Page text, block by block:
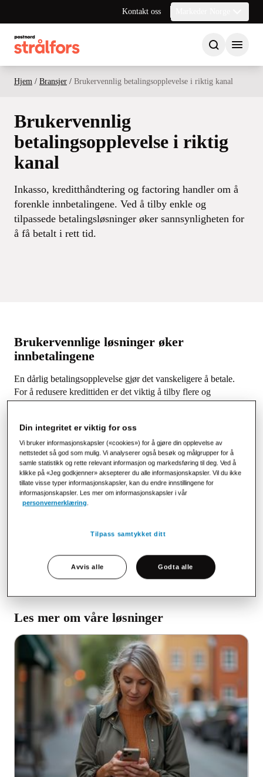
Kontakt oss
Hjem / Bransjer / Brukervennlig betalingsopplevelse i riktig kanal
Brukervennlig
betalingsopplevelse i riktig
kanal
Inkasso, kreditthåndtering og factoring handler om å
forenkle innbetalingene. Ved å tilby enkle og
tilpassede betalingsløsninger øker sannsynligheten for
å få betalt i rett tid.
Brukervennlige løsninger øker
innbetalingene
En dårlig betalingsopplevelse gjør det vanskeligere å betale.
For å redusere kredittiden er det viktig å tilby flere og
brukervennlige løsninger som er tilpasset forskjellige
PostNord Strålfors hjelper kreditthåndterings- og
inkassoselskaper med å sende fakturaene raskt til riktige
personer og i riktig kanal og gir tilgang til flere
betalingsløsninger. Vi følger lover og forskrifter som gjelder for
den sterkt regulerte inkassobransjen i hvert av de nordiske
landene.
Jeg ønsker å bli kontaktet
Les mer om våre løsninger
Din integritet er viktig for oss
Vi bruker informasjonskapsler («cookies») for å gjøre din opplevelse av
nettstedet så god som mulig. Vi analyserer også besøk og målgrupper for å
samle statistikk og rette relevant informasjon og markedsføring til deg. Ved å
klikke på «Jeg godkjenner» aksepterer du alle informasjonskapsler. Vil du ikke
tillate visse typer informasjonskapsler, kan du endre innstillingene for
informasjonskapsler. Les mer om informasjonskapsler i vår
personvernerklæring
Tilpass samtykket ditt
Avvis alle Godta alle